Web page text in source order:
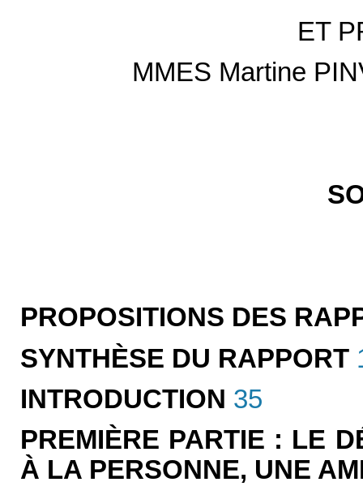
ET
MMES Martine
PROPOSITIONS DES
SYNTHÈSE DU RAPPORT
INTRODUCTION 35
PREMIÈRE PARTIE : LE
À LA PERSONNE, UNE